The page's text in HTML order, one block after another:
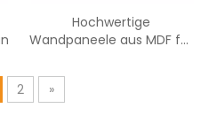
Hochwertige
Wandpaneele aus MDF für
2 »